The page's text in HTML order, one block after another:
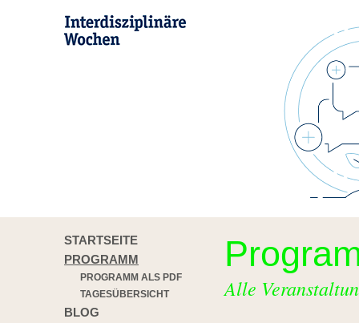
STARTSEITE
PROGRAMM
PROGRAMM ALS PDF
TAGESÜBERSICHT
BLOG
Alle